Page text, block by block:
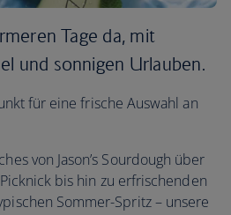
Tage da, mit
und sonnigen Urlauben.
für eine frische Auswahl an
von Jason’s Sourdough über
bis hin zu erfrischenden
Sommer-Spritz – unsere